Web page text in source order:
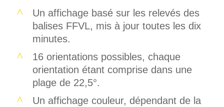
Un affichage basé sur les relevés des
balises FFVL, mis à jour toutes les dix
minutes.
16 orientations possibles, chaque
orientation étant comprise dans une
plage de 22,5°.
Un affichage couleur, dépendant de la